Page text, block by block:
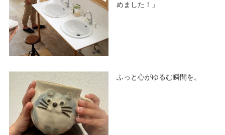
めました！」
ふっと心がゆるむ瞬間を。